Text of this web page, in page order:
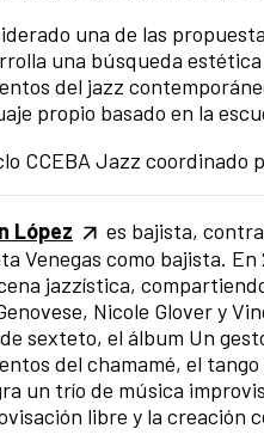
una de las
una búsqueda
del jazz
propio basado en la
CCEBA Jazz coordinado
López
es bajista,
Venegas como bajista.
jazzística,
Nicole Glover y
sexteto, el álbum Un
del chamamé, el
un trío de música
libre y la creación